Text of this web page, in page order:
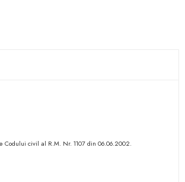
civil al R.M. Nr. 1107 din 06.06.2002.